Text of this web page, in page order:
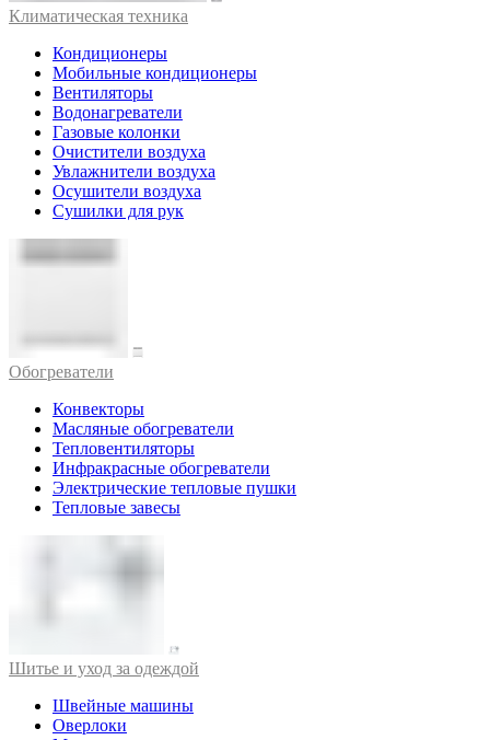
Климатическая техника
Кондиционеры
Мобильные кондиционеры
Вентиляторы
Водонагреватели
Газовые колонки
Очистители воздуха
Увлажнители воздуха
Осушители воздуха
Сушилки для рук
Обогреватели
Конвекторы
Масляные обогреватели
Тепловентиляторы
Инфракрасные обогреватели
Электрические тепловые пушки
Тепловые завесы
Шитье и уход за одеждой
Швейные машины
Оверлоки